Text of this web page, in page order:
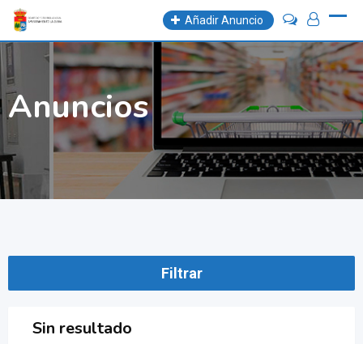
Skip
content
Añadir Anuncio
Anuncios
Filtrar
Sin resultado